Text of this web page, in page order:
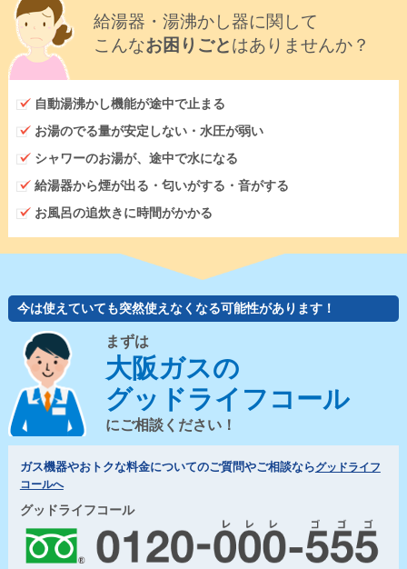
給湯器・湯沸かし器に関して
こんなお困りごとはありませんか？
自動湯沸かし機能が途中で止まる
お湯のでる量が安定しない・水圧が弱い
シャワーのお湯が、途中で水になる
給湯器から煙が出る・匂いがする・音がする
お風呂の追炊きに時間がかかる
今は使えていても突然使えなくなる可能性があります！
まずは
大阪ガスの
グッドライフコール
にご相談ください！
ガス機器やおトクな料金についてのご質問やご相談ならグッドライフ
コールへ
グッドライフコール